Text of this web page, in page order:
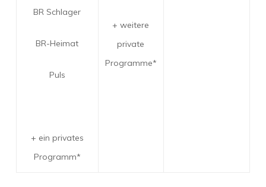
BR Schlager
BR-Heimat
Puls
+ ein privates
Programm*
+ weitere
private
Programme*